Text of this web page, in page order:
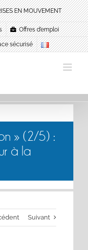
EN MOUVEMENT
Offres d’emploi
sécurisé
» (2/5) :
à la
Suivant